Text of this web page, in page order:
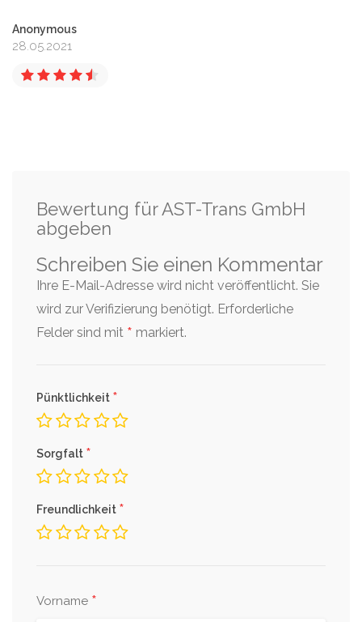
Anonymous
28.05.2021
Bewertung für AST-Trans GmbH
abgeben
Schreiben Sie einen Kommentar
Ihre E-Mail-Adresse wird nicht veröffentlicht. Sie
wird zur Verifizierung benötigt. Erforderliche
Felder sind mit * markiert.
Pünktlichkeit *
Sorgfalt *
Freundlichkeit *
Vorname *